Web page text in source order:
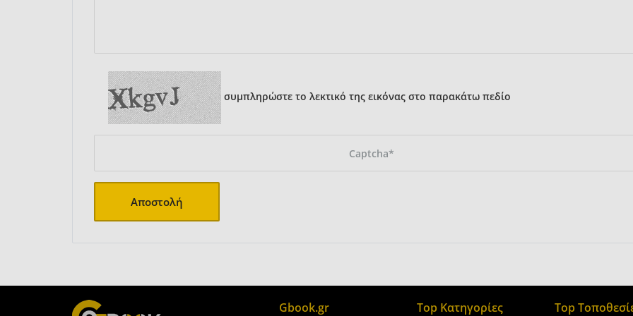
συμπληρώστε το λεκτικό της εικόνας στο παρακάτω πεδίο
Αποστολή
Gbook.gr Top Κατηγορίες Top